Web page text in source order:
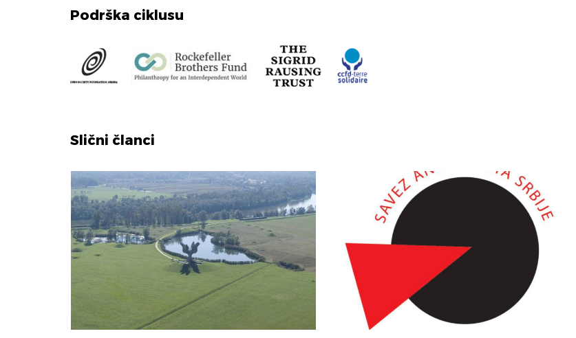
Podrška ciklusu
Slični članci